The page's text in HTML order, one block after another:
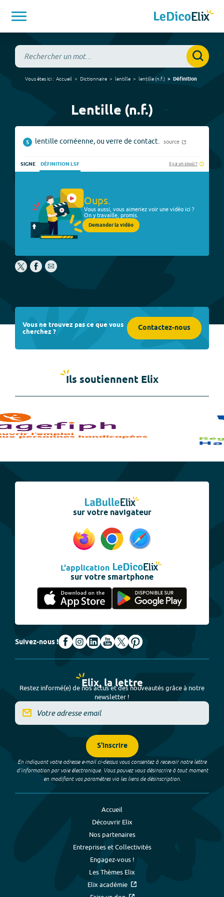
Vous êtes ici : Accueil Dictionnaire lentille lentille(n.f.) Définition
Lentille (n.f.)
5 lentille cornéenne, ou verre de contact. source
SIGNE DÉFINITION LSF Il y a un souci ?
Oups.
Vous aussi, vous aimeriez voir une vidéo ici ?
On y travaille, promis.
Demander la vidéo
Vous ne trouvez pas ce que vous
cherchez ? Contactez-nous
Ils soutiennent Elix
sur votre navigateur
L'application
sur votre smartphone
Suivez-nous !
Elix, la lettre
Restez informé(e) de nos actus et des nouveautés grâce à notre
newsletter !
S'inscrire
En indiquant votre adresse e-mail ci-dessus vous consentez à recevoir notre lettre
d’information par voie électronique. Vous pouvez vous désinscrire à tout moment
en modifiant vos paramètres via les liens de désinscription.
Accueil
Découvrir Elix
Nos partenaires
Entreprises et Collectivités
Engagez-vous !
Les Thèmes Elix
Elix académie